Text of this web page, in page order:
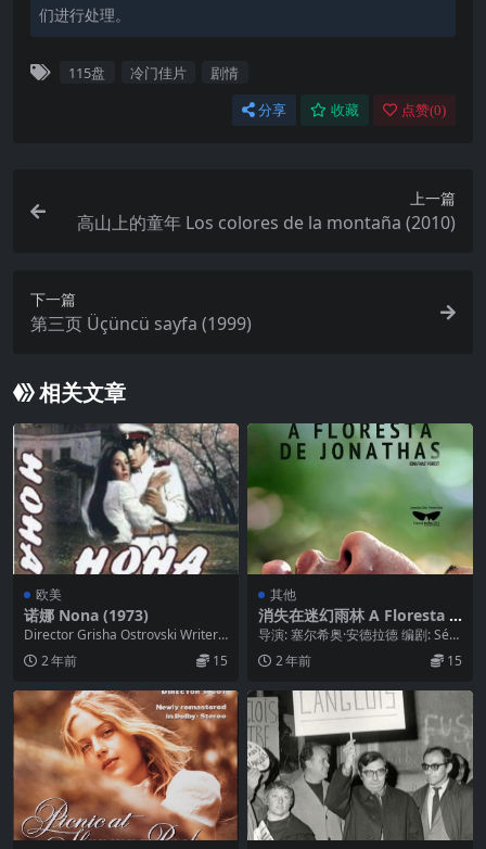
们进行处理。
115盘 冷门佳片 剧情
分享 收藏 点赞(0)
上一篇
高山上的童年 Los colores de la montaña (2010)
下一篇
第三页 Üçüncü sayfa (1999)
相关文章
欧美
诺娜 Nona (1973)
Director Grisha Ostrovski Writers
Stefan...
2 年前 15
其他
消失在迷幻雨林 A Floresta d
e Jonathas (2012)
导演: 塞尔希奥·安德拉德 编剧: Sérg
io Andrade 主演: Beg...
2 年前 15